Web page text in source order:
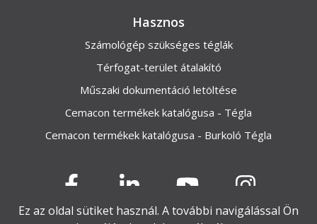
Hasznos
Számológép szükséges téglák
Térfogat-terület átalakító
Műszaki dokumentáció letöltése
Cemacon termékek katalógusa - Tégla
Cemacon termékek katalógusa - Burkoló Tégla
Ez az oldal sütiket használ. A további navigálással Ön